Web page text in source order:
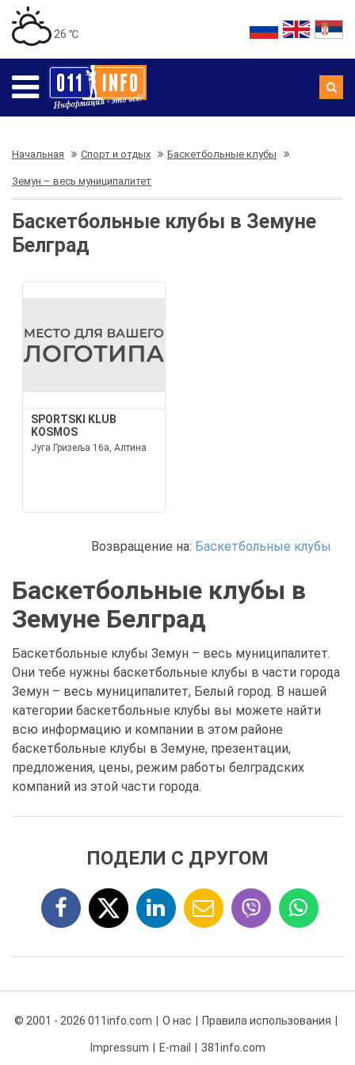
26 ℃
Начальная Спорт и отдых Баскетбольные клубы
Земун – весь муниципалитет
Баскетбольные клубы в Земуне
Белград
SPORTSKI KLUB
KOSMOS
Југа Гризеља 16а, Алтина
Возвращение на: Баскетбольные клубы
Баскетбольные клубы в
Земуне Белград
Баскетбольные клубы Земун – весь муниципалитет.
Они тебе нужны баскетбольные клубы в части города
Земун – весь муниципалитет, Белый город. В нашей
категории баскетбольные клубы вы можете найти
всю информацию и компании в этом районе
баскетбольные клубы в Земуне, презентации,
предложения, цены, режим работы белградских
компаний из этой части города.
ПОДЕЛИ С ДРУГОМ
© 2001 - 2026 011info.com О нас Правила использования
Impressum E-mail 381info.com